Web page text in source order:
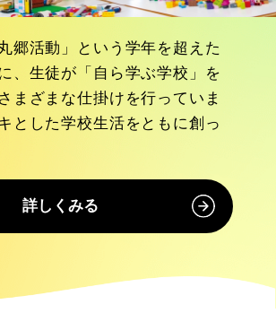
郷活動」という学年を超えた
、生徒が「自ら学ぶ学校」を
まざまな仕掛けを行っていま
とした学校生活をともに創っ
詳しくみる